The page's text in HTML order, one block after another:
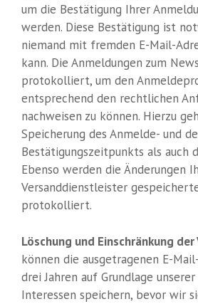
um die Bestätigung Ihrer
werden. Diese Bestätigung ist
niemand mit fremden E-Mail-
kann. Die Anmeldungen zum
protokolliert, um den
entsprechend den rechtlichen
nachweisen zu können. Hierzu
Speicherung des Anmelde- und
Bestätigungszeitpunkts als auch
Ebenso werden die Änderungen
Versanddienstleister
protokolliert.
Löschung und Einschränkung
können die ausgetragenen E-
drei Jahren auf Grundlage
Interessen speichern, bevor wir